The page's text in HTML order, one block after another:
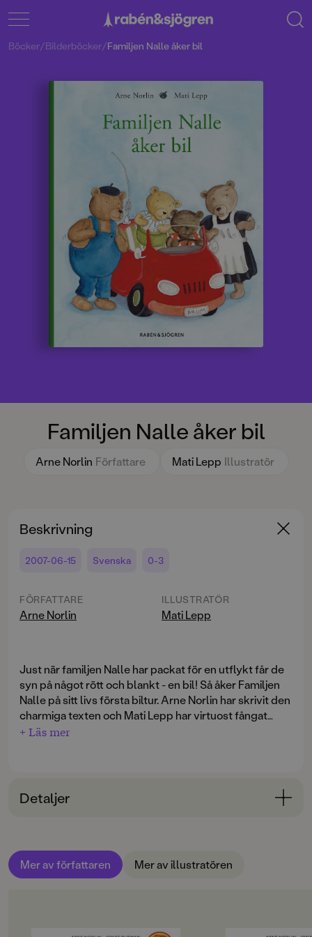
Familjen Nalle åker bil
Arne Norlin Författare Mati Lepp Illustratör
Böcker/Bilderböcker/Familjen Nalle åker bil
Beskrivning
2007-06-15 Svenska 0-3
FÖRFATTARE
Arne Norlin
ILLUSTRATÖR
Mati Lepp
Just när familjen Nalle har packat för en utflykt får de
syn på något rött och blankt - en bil! Så åker Familjen
Nalle på sitt livs första biltur. Arne Norlin har skrivit den
charmiga texten och Mati Lepp har virtuost fångat
stämningen från den äventyrliga sommardagen.
+ Läs mer
Detaljer
ÅLDERSGRUPP
0-3
Mer av författaren Mer av illustratören
OM BOKEN OM BOKEN